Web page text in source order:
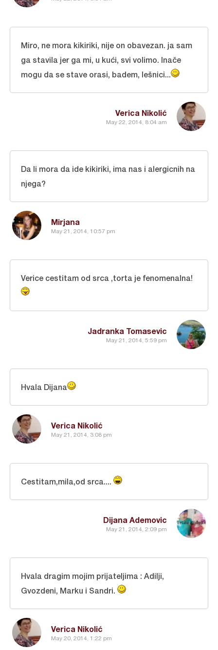
Verica Nikolić
May 22, 2014, 8:04 am
Miro, ne mora kikiriki, nije on obavezan. ja sam
ga stavila jer ga mi, u kući, svi volimo. Inače
mogu da se stave orasi, badem, lešnici...
Mirjana
May 21, 2014, 10:57 pm
Da li mora da ide kikiriki, ima nas i alergicnih na
njega?
Jadranka Tomasevic
May 21, 2014, 5:59 pm
Verice cestitam od srca ,torta je fenomenalna!
Verica Nikolić
May 21, 2014, 3:08 pm
Hvala Dijana
Dijana Ademovic
May 21, 2014, 2:09 pm
Cestitam,mila,od srca....
Verica Nikolić
May 20, 2014, 1:22 pm
Hvala dragim mojim prijateljima : Adilji,
Gvozdeni, Marku i Sandri.